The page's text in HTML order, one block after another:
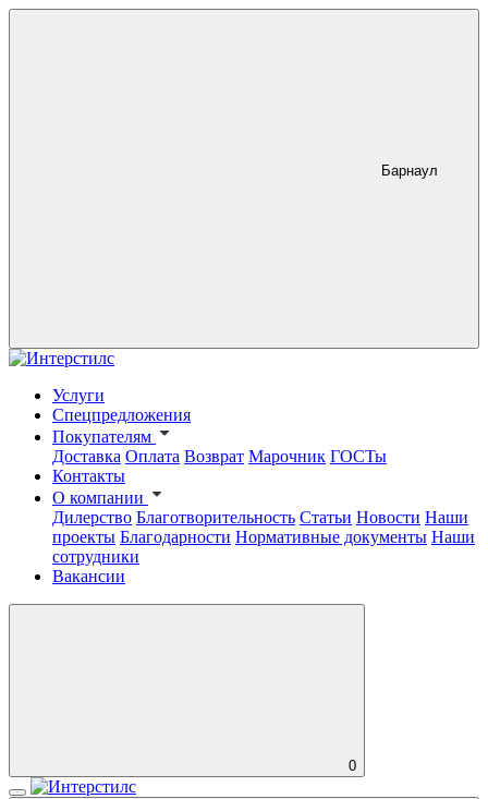
Барнаул
Услуги
Спецпредложения
Покупателям
Доставка Оплата Возврат Марочник ГОСТы
Контакты
О компании
Дилерство Благотворительность Статьи Новости Наши
проекты Благодарности Нормативные документы Наши
сотрудники
Вакансии
0